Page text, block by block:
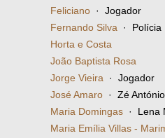
Feliciano · Jogador
Fernando Silva · Polícia
Horta e Costa
João Baptista Rosa
Jorge Vieira · Jogador
José Amaro · Zé António
Maria Domingas · Lena
Maria Emília Villas -